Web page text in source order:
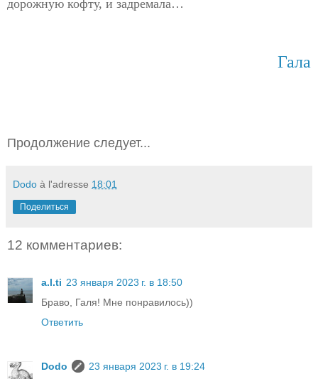
дорожную кофту, и задремала…
Гала
Продолжение следует...
Dodo à l'adresse 18:01
Поделиться
12 комментариев:
a.l.ti 23 января 2023 г. в 18:50
Браво, Галя! Мне понравилось))
Ответить
Dodo
23 января 2023 г. в 19:24